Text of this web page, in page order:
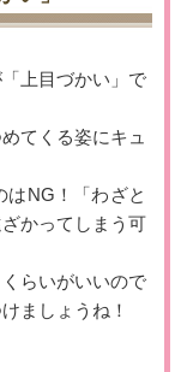
上目づかい」で
てくる姿にキュ
はNG！「わざと
かってしまう可
らいがいいので
ましょうね！